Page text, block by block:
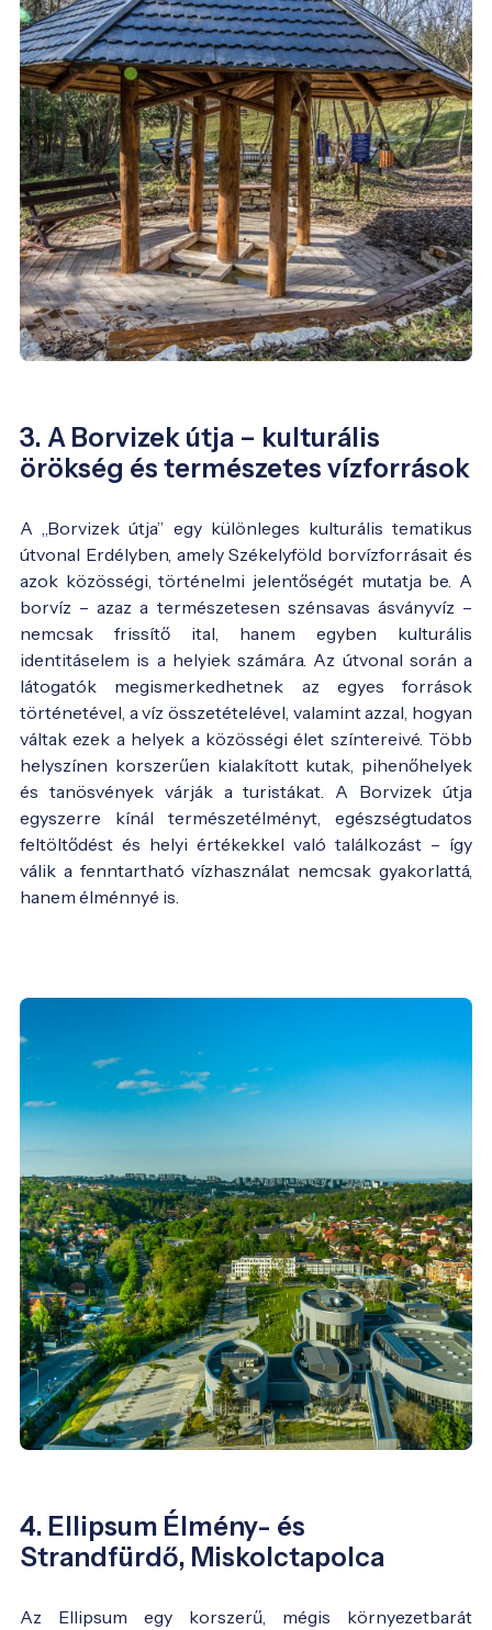
3. A Borvizek útja – kulturális
örökség és természetes vízforrások
A „Borvizek útja” egy különleges kulturális tematikus
útvonal Erdélyben, amely Székelyföld borvízforrásait és
azok közösségi, történelmi jelentőségét mutatja be. A
borvíz – azaz a természetesen szénsavas ásványvíz –
nemcsak frissítő ital, hanem egyben kulturális
identitáselem is a helyiek számára. Az útvonal során a
látogatók megismerkedhetnek az egyes források
történetével, a víz összetételével, valamint azzal, hogyan
váltak ezek a helyek a közösségi élet színtereivé. Több
helyszínen korszerűen kialakított kutak, pihenőhelyek
és tanösvények várják a turistákat. A Borvizek útja
egyszerre kínál természetélményt, egészségtudatos
feltöltődést és helyi értékekkel való találkozást – így
válik a fenntartható vízhasználat nemcsak gyakorlattá,
hanem élménnyé is.
4. Ellipsum Élmény- és
Strandfürdő, Miskolctapolca
Az Ellipsum egy korszerű, mégis környezetbarát